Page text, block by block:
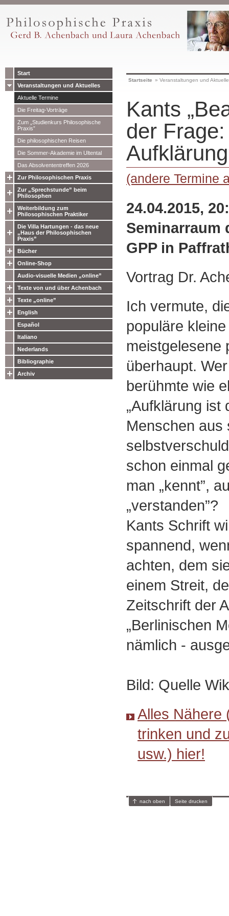
Start
Veranstaltungen und Aktuelles
Aktuelle Termine
Die Freitag-Vorträge
Zum „Studienkurs Philosophische
Praxis”
Die philosophischen Reisen
Die Sommer-Akademie im Ultental
Das Absolvententreffen 2026
Zur Philosophischen Praxis
Zur „Sprechstunde” beim
Philosophen
Weiterbildung zum
Philosophischen Praktiker
Die Villa Hartungen - das neue
„Haus der Philosophischen
Praxis”
Bücher
Online-Shop
Audio-visuelle Medien „online”
Texte von und über Achenbach
Texte „online”
English
Español
Italiano
Nederlands
Bibliographie
Archiv
Startseite » Veranstaltungen und
Kants
der
(andere Termine
24.04.2015,
Seminarraum
GPP in
Vortrag Dr.
Ich vermute,
populäre
meistgelesene
überhaupt.
berühmte wie
„Aufklärung ist
Menschen aus
schon einmal
man „kennt”,
„verstanden”?
Kants Schrift
spannend,
achten, dem
einem Streit,
Zeitschrift der
„Berlinischen
nämlich -
Bild: Quelle
Alles Nähere
trinken und
usw.) hier!
nach oben Seite drucken